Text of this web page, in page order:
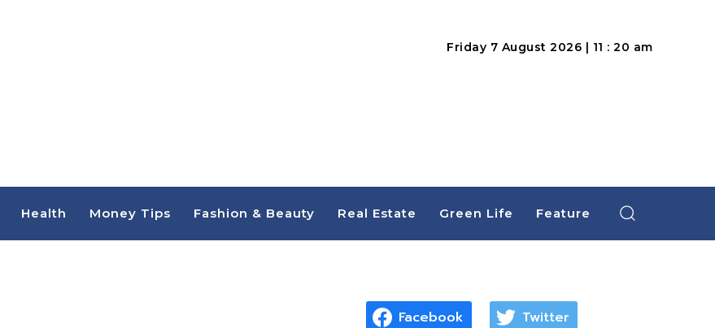
Friday 7 August 2026 | 11 : 20 am
Health Money Tips Fashion & Beauty Real Estate Green Life Feature
Facebook Twitter